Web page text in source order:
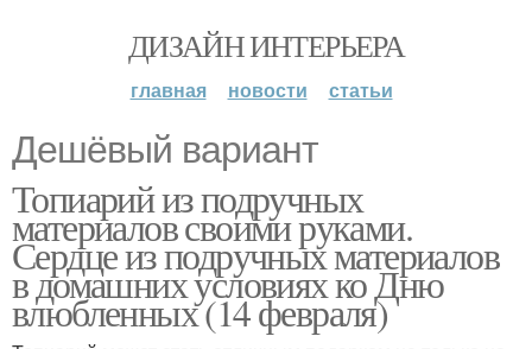
ДИЗАЙН ИНТЕРЬЕРА
главная новости статьи
Дешёвый вариант
Топиарий из подручных
материалов своими руками.
Сердце из подручных материалов
в домашних условиях ко Дню
влюбленных (14 февраля)